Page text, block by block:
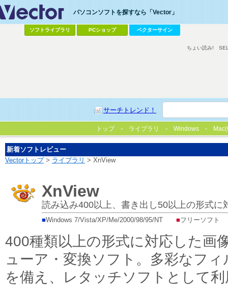
パソコンソフトを探すなら「Vector」
ソフトライブラリ PCショップ ベクターサイン
サーチトレンド！
ちょい読み!
トップ ライブラリ Windows
新着ソフトレビュー
Vectorトップ> ライブラリ > XnView
XnView
読み込み400以上、書き出し50以上の形式に
■Windows 7/Vista/XP/Me/2000/98/95/NT ■フリーソフト
400種類以上の形式に対応した画
ューア・変換ソフト。多彩なフィ
を備え、レタッチソフトとして